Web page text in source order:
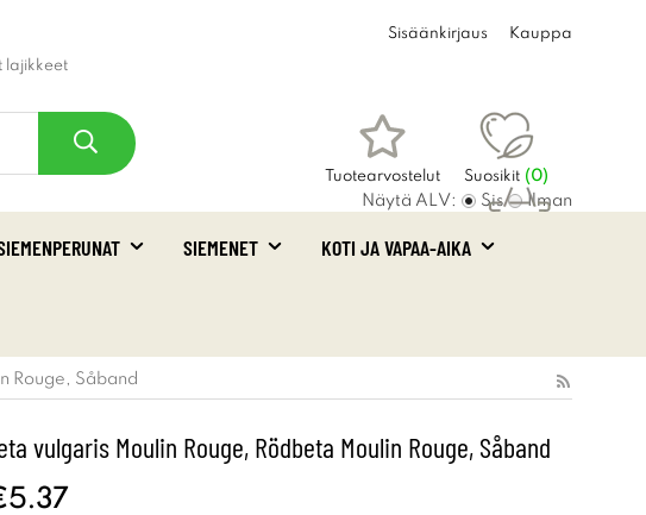
lajikkeet
Sisäänkirjaus Kauppa
Tuotearvostelut Suosikit (0)
Ostoskori
Näytä ALV: Sis Ilman
SIEMENET KOTI JA VAPAA-AIKA
Rouge, Såband
vulgaris Moulin Rouge, Rödbeta Moulin Rouge, Såband